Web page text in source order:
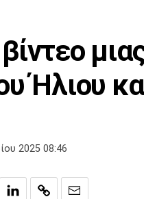
Ήλιου
2025 08:46